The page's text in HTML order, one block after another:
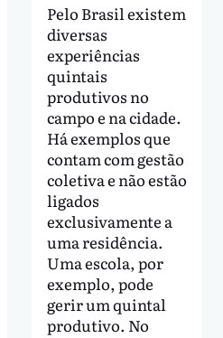
Pelo Brasil existem
diversas
experiências
quintais
produtivos no
campo e na cidade.
Há exemplos que
contam com gestão
coletiva e não estão
ligados
exclusivamente a
uma residência.
Uma escola, por
exemplo, pode
gerir um quintal
produtivo. No